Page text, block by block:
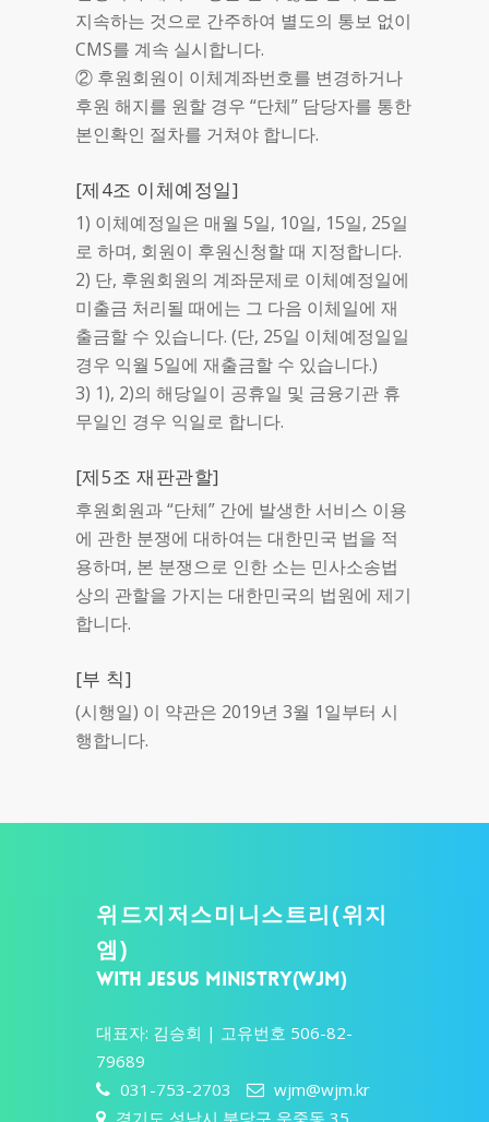
지속하는 것으로 간주하여 별도의 통보 없이
CMS를 계속 실시합니다.
② 후원회원이 이체계좌번호를 변경하거나
후원 해지를 원할 경우 “단체” 담당자를 통한
본인확인 절차를 거쳐야 합니다.
[제4조 이체예정일]
1) 이체예정일은 매월 5일, 10일, 15일, 25일
로 하며, 회원이 후원신청할 때 지정합니다.
2) 단, 후원회원의 계좌문제로 이체예정일에
미출금 처리될 때에는 그 다음 이체일에 재
출금할 수 있습니다. (단, 25일 이체예정일일
경우 익월 5일에 재출금할 수 있습니다.)
3) 1), 2)의 해당일이 공휴일 및 금융기관 휴
무일인 경우 익일로 합니다.
[제5조 재판관할]
후원회원과 “단체” 간에 발생한 서비스 이용
에 관한 분쟁에 대하여는 대한민국 법을 적
용하며, 본 분쟁으로 인한 소는 민사소송법
상의 관할을 가지는 대한민국의 법원에 제기
합니다.
[부 칙]
(시행일) 이 약관은 2019년 3월 1일부터 시
행합니다.
위드지저스미니스트리(위지
엠)
WITH JESUS MINISTRY(WJM)
대표자: 김승회 | 고유번호 506-82-
79689
031-753-2703
wjm@wjm.kr